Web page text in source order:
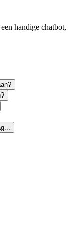
handige chatbot,